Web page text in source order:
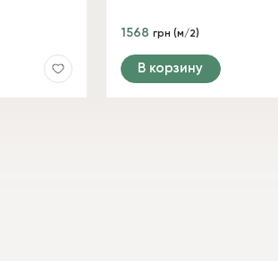
1568 грн (м/2)
В корзину